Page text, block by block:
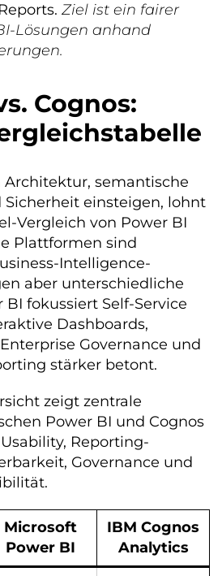
Ziel ist ein fairer
Lösungen anhand
Cognos:
semantische
einsteigen, lohnt
Vergleich von Power BI
Plattformen sind
Intelligence-
aber unterschiedliche
fokussiert Self-Service
Dashboards,
Governance und
stärker betont.
zeigt zentrale
Power BI und Cognos
Reporting-
Governance und
Microsoft
Power BI
IBM Cognos
Analytics